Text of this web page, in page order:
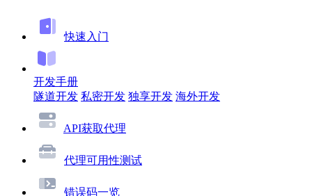
快速入门
开发手册
隧道开发 私密开发 独享开发 海外开发
API获取代理
代理可用性测试
错误码一览